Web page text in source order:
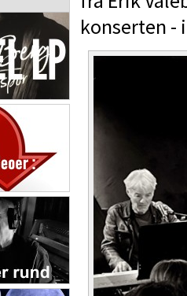
konserten -